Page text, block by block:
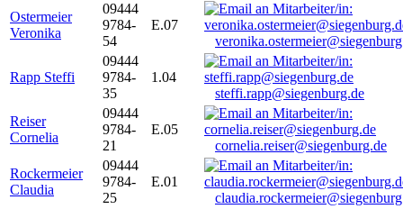
Ostermeier
Veronika
09444
9784-
54
E.07
Rapp Steffi
09444
9784-
35
1.04
steffi.rapp@siegenburg.de
Reiser
Cornelia
09444
9784-
21
E.05
cornelia.reiser@siegenburg.de
Rockermeier
Claudia
09444
9784-
25
E.01